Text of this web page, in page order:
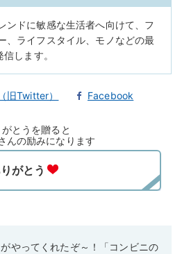
ンドに敏感な生活者へ向けて、フ
、ライフスタイル、モノなどの最
します。
旧Twitter） Facebook
とうを贈ると
んの励みになります
やってくれたぞ～！「コンビニの